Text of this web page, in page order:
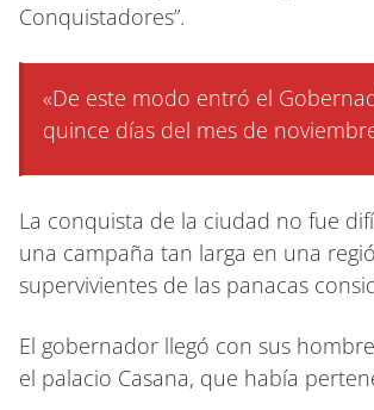
Conquistadores”.
«De este modo entró el
quince días del mes de
La conquista de la ciudad no fue
una campaña tan larga en una
supervivientes de las panacas
El gobernador llegó con sus
el palacio Casana, que había